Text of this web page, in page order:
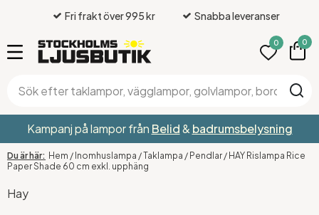
Fri frakt över 995 kr Snabba leveranser
0 0
Kampanj på lampor från Belid& badrumsbelysning
Hem / Inomhuslampa /Taklampa / Pendlar / HAY Rislampa Rice
Paper Shade 60 cm exkl. upphäng
Hay